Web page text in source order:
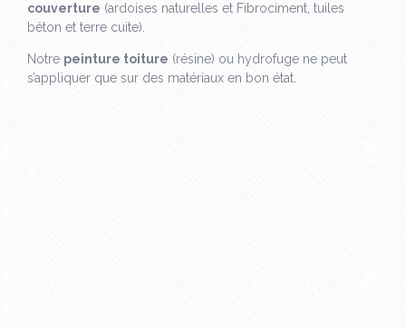
couverture (ardoises naturelles et Fibrociment, tuiles
béton et terre cuite).
Notre peinture toiture (résine) ou hydrofuge ne peut
s’appliquer que sur des matériaux en bon état.